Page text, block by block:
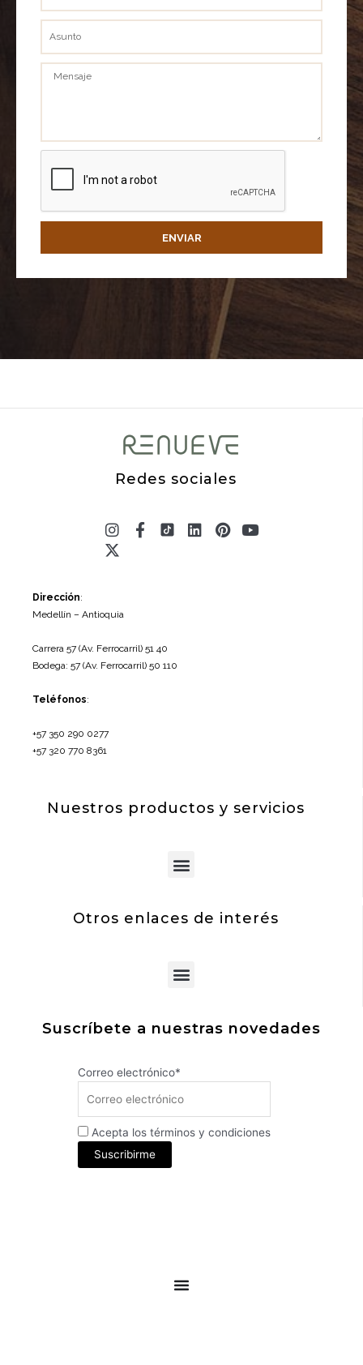
Mensaje
ENVIAR
Redes sociales
Instagram
Facebook-
f
Linkedin
Pinterest
Youtube
X-
twitter
Dirección:
Medellín – Antioquia
Carrera 57 (Av. Ferrocarril) 51 40
Bodega: 57 (Av. Ferrocarril) 50 110
Teléfonos:
+57 350 290 0277
+57 320 770 8361
Nuestros productos y servicios
Menu
Otros enlaces de interés
Menu
Suscríbete a nuestras novedades
Correo electrónico*
Acepta los términos y condiciones